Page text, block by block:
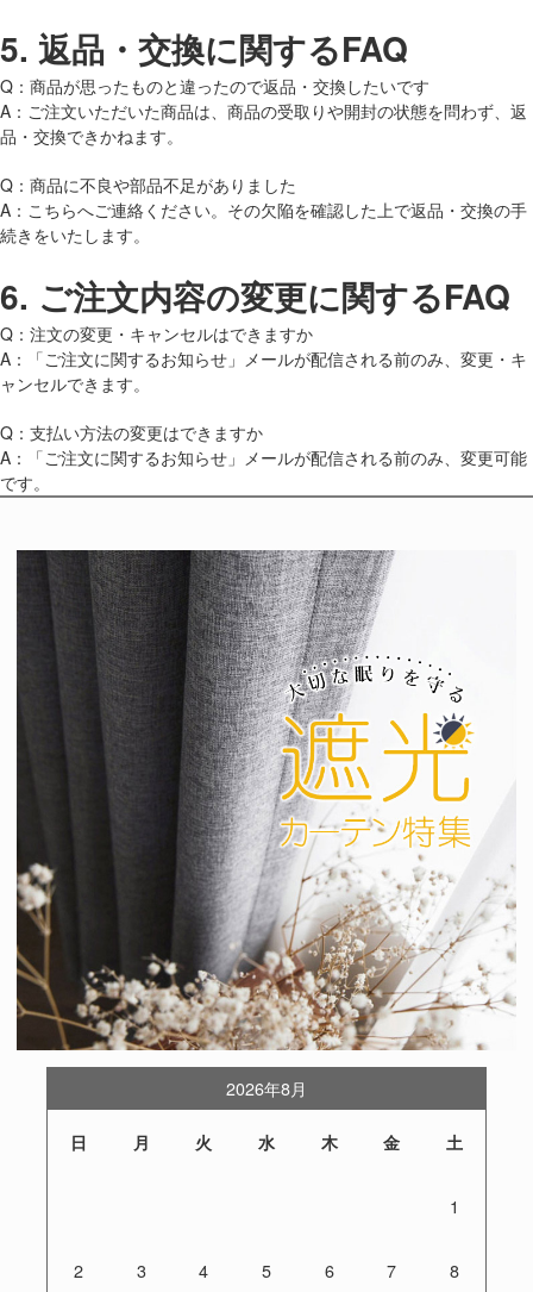
5. 返品・交換に関するFAQ
Q：商品が思ったものと違ったので返品・交換したいです
A：ご注文いただいた商品は、商品の受取りや開封の状態を問わず、返
品・交換できかねます。
Q：商品に不良や部品不足がありました
A：こちらへご連絡ください。その欠陥を確認した上で返品・交換の手
続きをいたします。
6. ご注文内容の変更に関するFAQ
Q：注文の変更・キャンセルはできますか
A：「ご注文に関するお知らせ」メールが配信される前のみ、変更・キ
ャンセルできます。
Q：支払い方法の変更はできますか
A：「ご注文に関するお知らせ」メールが配信される前のみ、変更可能
です。
2026年8月
日 月 火 水 木 金 土
1
2 3 4 5 6 7 8